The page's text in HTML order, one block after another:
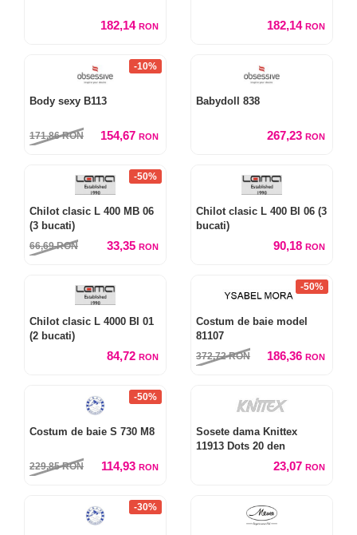
182,14 RON 182,14 RON
-10%
Body sexy B113
171,86RON 154,67 RON
Babydoll 838
267,23 RON
-50%
Chilot clasic L 400 MB 06
(3 bucati)
66,69RON 33,35 RON
Chilot clasic L 400 Bl 06 (3
bucati)
90,18 RON
Chilot clasic L 4000 BI 01
(2 bucati)
84,72 RON
-50%
Costum de baie model
81107
372,72RON 186,36 RON
-50%
Costum de baie S 730 M8
229,85RON 114,93 RON
Sosete dama Knittex
11913 Dots 20 den
23,07 RON
-30%